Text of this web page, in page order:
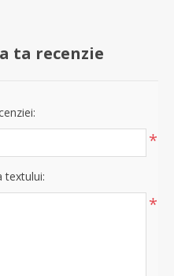
ta recenzie
*
textului:
*